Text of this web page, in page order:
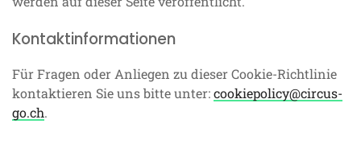
Kontaktinformationen
Für Fragen oder Anliegen zu dieser Cookie-Richtlinie
kontaktieren Sie uns bitte unter:cookiepolicy@circus-
go.ch.